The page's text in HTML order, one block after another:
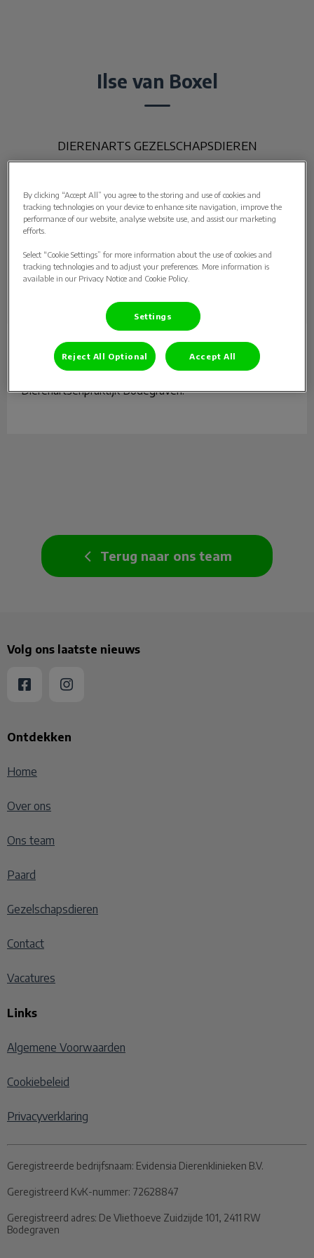
Ilse van Boxel
DIERENARTS GEZELSCHAPSDIEREN
Ilse van BoxelDierenarts gezelschapsdieren
Ilse is dierenarts afdeling gezelschapsdieren bij
Dierenartsenpraktijk Bodegraven.
Terug naar ons team
Ontdekken
Home
Over ons
Ons team
Paard
Gezelschapsdieren
Contact
Vacatures
Links
Algemene Voorwaarden
Cookiebeleid
Privacyverklaring
Volg ons laatste nieuws
Geregistreerde bedrijfsnaam: Evidensia Dierenklinieken B.V.
Geregistreerd KvK-nummer: 72628847
Geregistreerd adres: De Vliethoeve Zuidzijde 101, 2411 RW
Bodegraven
By clicking “Accept All” you agree to the storing and use of cookies and
tracking technologies on your device to enhance site navigation, improve the
performance of our website, analyse website use, and assist our marketing
efforts.
Select “Cookie Settings” for more information about the use of cookies and
tracking technologies and to adjust your preferences. More information is
available in our Privacy Notice and Cookie Policy.
Settings
Reject All Optional Accept All